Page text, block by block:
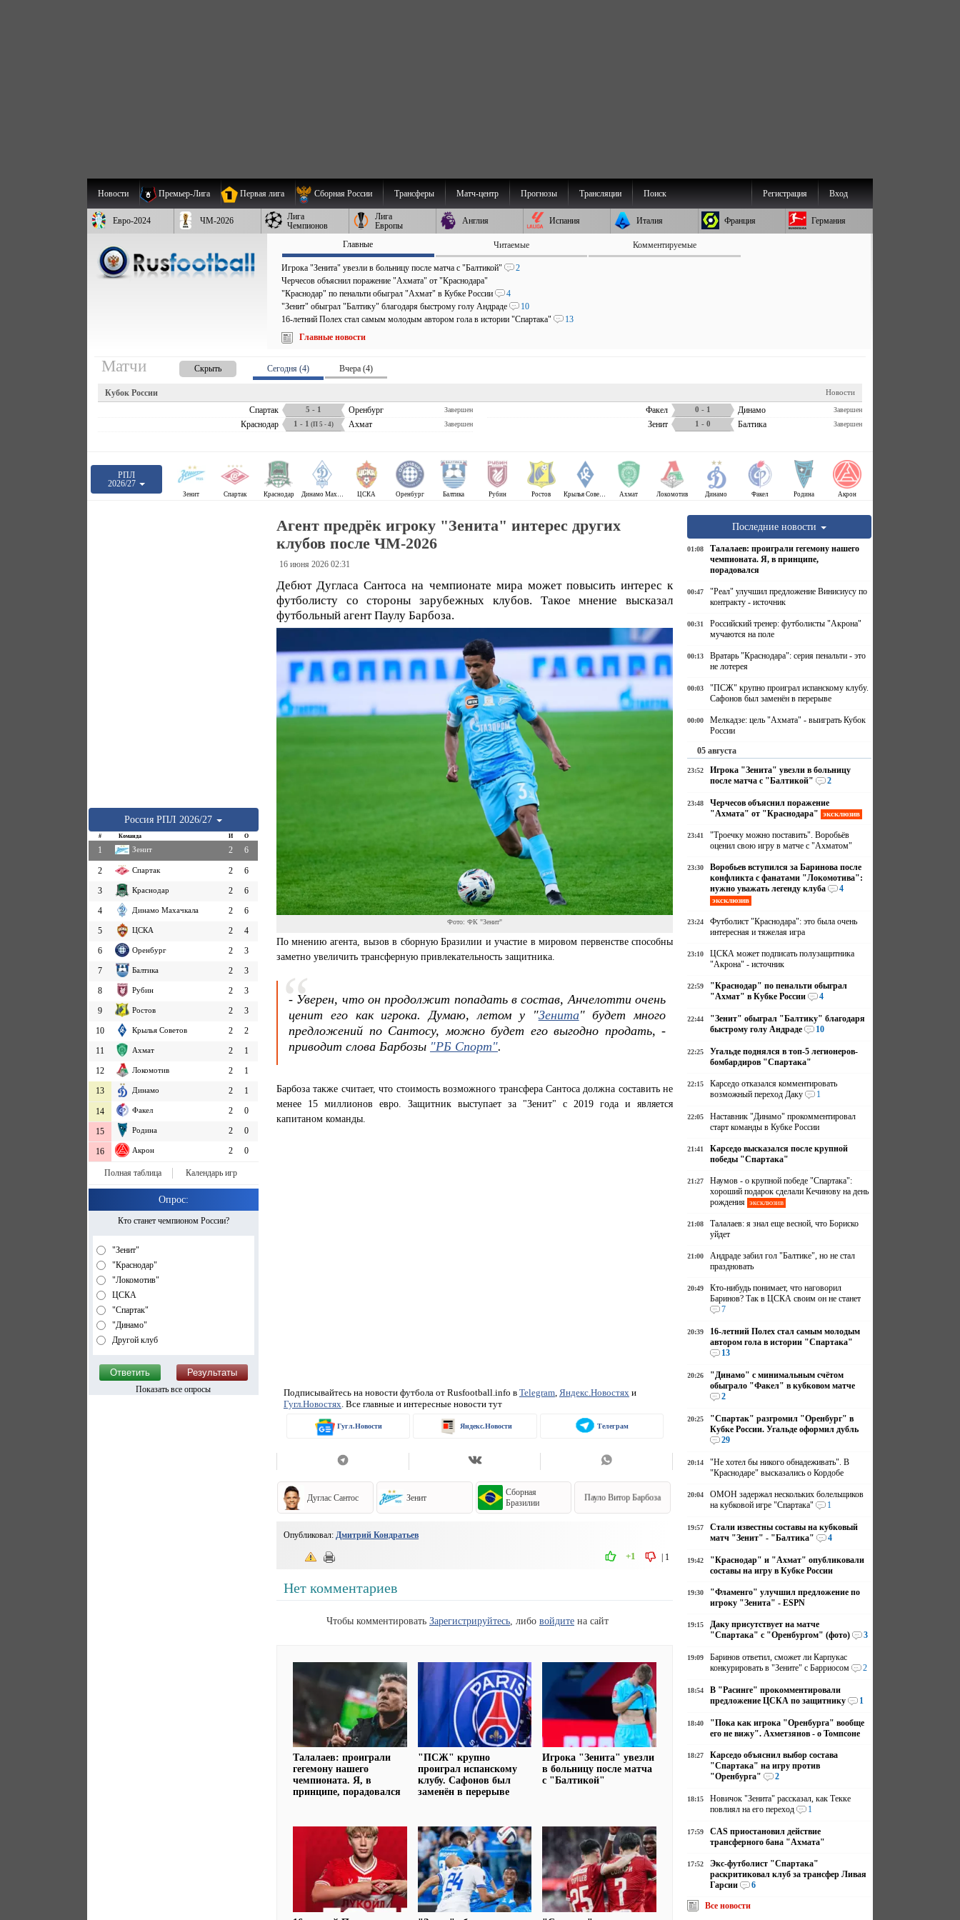
Новости Премьер-Лига Первая лига Сборная России Трансферы Матч-центр Прогнозы Трансляции Поиск Вход
Регистрация
Евро-2024 ЧМ-2026
Лига
Чемпионов
Лига
Европы
Англия Испания Италия Франция Германия
Главные Читаемые Комментируемые
Игрока "Зенита" увезли в больницу после матча с "Балтикой"
2
Черчесов объяснил поражение "Ахмата" от "Краснодара"
"Краснодар" по пенальти обыграл "Ахмат" в Кубке России
4
"Зенит" обыграл "Балтику" благодаря быстрому голу Андраде
10
16-летний Полех стал самым молодым автором гола в истории "Спартака"
13
Главные новости
Матчи Скрыть Сегодня (4) Вчера (4)
Кубок России Новости
Спартак 5 - 1 Оренбург Завершен Факел 0 - 1 Динамо Завершен
Краснодар 1 - 1 (П 5 - 4) Ахмат Завершен Зенит 1 - 0 Балтика Завершен
РПЛ
2026/27
Зенит Спартак Краснодар Динамо Махачкала ЦСКА Оренбург Балтика Рубин Ростов Крылья Советов Ахмат Локомотив Динамо Факел Родина Акрон
Россия РПЛ 2026/27
# Команда И О
1 Зенит 2 6
2 Спартак 2
6
3
Краснодар 2
6
4
Динамо Махачкала 2
6
5
ЦСКА 2
4
6
Оренбург 2
3
7
Балтика 2
3
8
Рубин 2
3
9
Ростов 2
3
10
Крылья Советов 2
2
11
Ахмат 2
1
12
Локомотив 2
1
13
Динамо 2 1
14 Факел 2 0
15 Родина 2 0
16 Акрон 2 0
Полная таблица Календарь игр
Опрос:
Кто станет чемпионом России?
"Зенит"
"Краснодар"
"Локомотив"
ЦСКА
"Спартак"
"Динамо"
Другой клуб
Показать все опросы
Агент предрёк игроку "Зенита" интерес других
клубов после ЧМ-2026
16 июня 2026 02:31
Дебют Дугласа Сантоса на чемпионате мира может повысить интерес к
футболисту со стороны зарубежных клубов. Такое мнение высказал
футбольный агент Паулу Барбоза.
Фото: ФК "Зенит"
По мнению агента, вызов в сборную Бразилии и участие в мировом первенстве способны
заметно увеличить трансферную привлекательность защитника.
- Уверен, что он продолжит попадать в состав, Анчелотти очень
ценит его как игрока. Думаю, летом у "Зенита" будет много
предложений по Сантосу, можно будет его выгодно продать, -
приводит слова Барбозы "РБ Спорт".
Барбоза также считает, что стоимость возможного трансфера Сантоса должна составить не
менее 15 миллионов евро. Защитник выступает за "Зенит" с 2019 года и является
капитаном команды.
Подписывайтесь на новости футбола от Rusfootball.info в Telegram, Яндекс.Новостяхи
Гугл.Новостях. Все главные и интересные новости тут
Гугл.Новости Яндекс.Новости Телеграм
Дуглас Сантос Зенит
Сборная
Бразилии
Пауло Витор Барбоза
Опубликовал: Дмитрий Кондратьев
1
+1
Нет комментариев
Чтобы комментировать Зарегистрируйтесь, либо войдитена сайт
Талалаев: проиграли
гегемону нашего
чемпионата. Я, в
принципе, порадовался
"ПСЖ" крупно
проиграл испанскому
клубу. Сафонов был
заменён в перерыве
Игрока "Зенита" увезли
в больницу после матча
с "Балтикой"
Последние новости
01:08
Талалаев: проиграли гегемону нашего
чемпионата. Я, в принципе,
порадовался
00:47
"Реал" улучшил предложение Винисиусу по
контракту - источник
00:31
Российский тренер: футболисты "Акрона"
мучаются на поле
00:13
Вратарь "Краснодара": серия пенальти - это
не лотерея
00:03
"ПСЖ" крупно проиграл испанскому клубу.
Сафонов был заменён в перерыве
00:00
Мелкадзе: цель "Ахмата" - выиграть Кубок
России
05 августа
23:52
Игрока "Зенита" увезли в больницу
после матча с "Балтикой"
2
23:48
Черчесов объяснил поражение
"Ахмата" от "Краснодара"
эксклюзив
23:41
"Троечку можно поставить". Воробьёв
оценил свою игру в матче с "Ахматом"
23:30
Воробьев вступился за Баринова после
конфликта с фанатами "Локомотива":
нужно уважать легенду клуба
4
эксклюзив
23:24
Футболист "Краснодара": это была очень
интересная и тяжелая игра
23:10
ЦСКА может подписать полузащитника
"Акрона" - источник
22:59
"Краснодар" по пенальти обыграл
"Ахмат" в Кубке России
4
22:44
"Зенит" обыграл "Балтику" благодаря
быстрому голу Андраде
10
22:25
Угальде поднялся в топ-5 легионеров-
бомбардиров "Спартака"
22:15
Карседо отказался комментировать
возможный переход Даку
1
22:05
Наставник "Динамо" прокомментировал
старт команды в Кубке России
21:41
Карседо высказался после крупной
победы "Спартака"
21:27
Наумов - о крупной победе "Спартака":
хороший подарок сделали Кечинову на день
рождения эксклюзив
21:08
Талалаев: я знал еще весной, что Бориско
уйдет
21:00
Андраде забил гол "Балтике", но не стал
праздновать
20:49
Кто-нибудь понимает, что наговорил
Баринов? Так в ЦСКА своим он не станет
7
20:39
16-летний Полех стал самым молодым
автором гола в истории "Спартака"
13
20:26
"Динамо" с минимальным счётом
обыграло "Факел" в кубковом матче
2
20:25
"Спартак" разгромил "Оренбург" в
Кубке России. Угальде оформил дубль
29
20:14
"Не хотел бы никого обнадеживать". В
"Краснодаре" высказались о Кордобе
20:04
ОМОН задержал нескольких болельщиков
на кубковой игре "Спартака"
1
19:57
Стали известны составы на кубковый
матч "Зенит" - "Балтика"
4
19:42
"Краснодар" и "Ахмат" опубликовали
составы на игру в Кубке России
19:30
"Фламенго" улучшил предложение по
игроку "Зенита" - ESPN
19:15
Даку присутствует на матче
"Спартака" с "Оренбургом" (фото)
3
19:09
Баринов ответил, сможет ли Карпукас
конкурировать в "Зените" с Барриосом
2
18:54
В "Расинге" прокомментировали
предложение ЦСКА по защитнику
1
18:40
"Пока как игрока "Оренбурга" вообще
его не вижу". Ахметзянов - о Томпсоне
18:27
Карседо объяснил выбор состава
"Спартака" на игру против
"Оренбурга"
2
18:15
Новичок "Зенита" рассказал, как Текке
повлиял на его переход
1
17:59
CAS приостановил действие
трансферного бана "Ахмата"
17:52
Экс-футболист "Спартака"
раскритиковал клуб за трансфер Ливая
Гарсии
6
Все новости